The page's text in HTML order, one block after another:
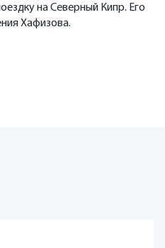
на Северный Кипр. Его
Хафизова.